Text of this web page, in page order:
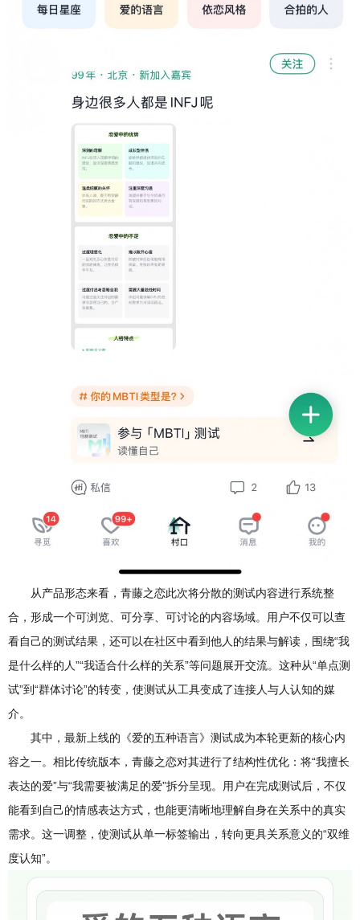
从产品形态来看，青藤之恋此次将分散的测试内容进行系统整
合，形成一个可浏览、可分享、可讨论的内容场域。用户不仅可以查
看自己的测试结果，还可以在社区中看到他人的结果与解读，围绕“我
是什么样的人”“我适合什么样的关系”等问题展开交流。这种从“单点测
试”到“群体讨论”的转变，使测试从工具变成了连接人与人认知的媒
介。
其中，最新上线的《爱的五种语言》测试成为本轮更新的核心内
容之一。相比传统版本，青藤之恋对其进行了结构性优化：将“我擅长
表达的爱”与“我需要被满足的爱”拆分呈现。用户在完成测试后，不仅
能看到自己的情感表达方式，也能更清晰地理解自身在关系中的真实
需求。这一调整，使测试从单一标签输出，转向更具关系意义的“双维
度认知”。